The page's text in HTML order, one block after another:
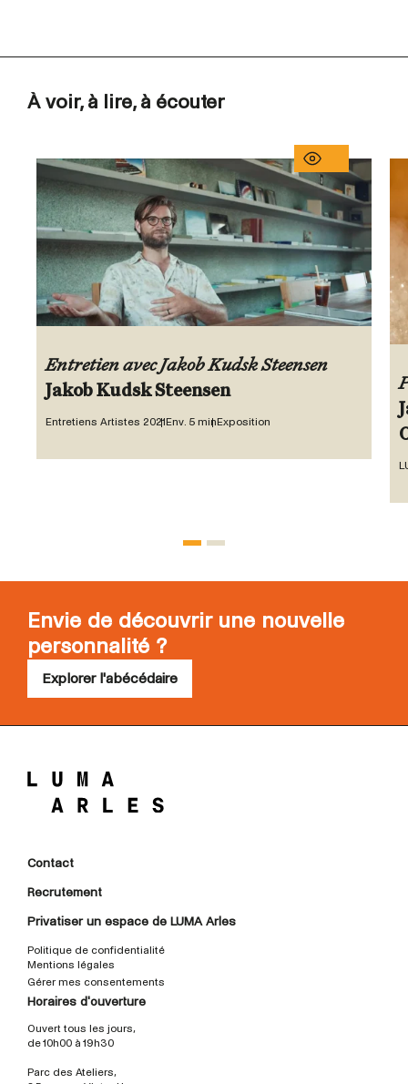
À voir, à lire, à écouter
Entretien avec Jakob Kudsk Steensen
Jakob Kudsk Steensen
Entretiens Artistes 2021Env. 5 minExposition
Envie de découvrir une nouvelle
personnalité ?
Explorer l'abécédaire
Contact
Recrutement
Privatiser un espace de LUMA Arles
Politique de confidentialité
Mentions légales
Gérer mes consentements
Horaires d'ouverture
Ouvert tous les jours,
de 10h00 à 19h30
Parc des Ateliers,